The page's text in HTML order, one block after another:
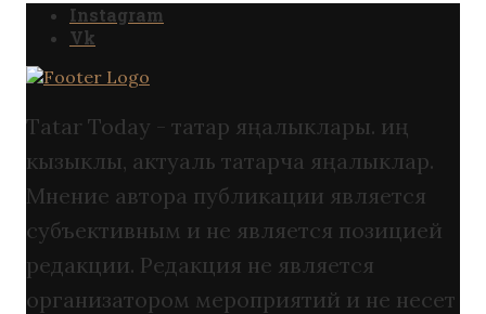
Instagram
Vk
Tatar Today - татар яңалыклары. иң
кызыклы, актуаль татарча яңалыклар.
Мнение автора публикации является
субъективным и не является позицией
редакции. Редакция не является
организатором мероприятий и не несет